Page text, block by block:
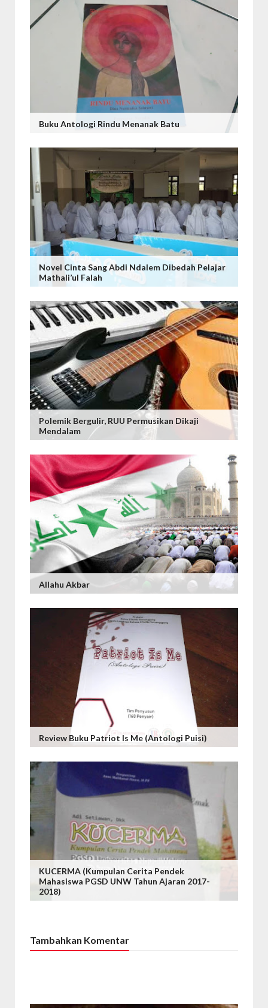
Buku Antologi Rindu Menanak Batu
Novel Cinta Sang Abdi Ndalem Dibedah Pelajar
Mathali’ul Falah
Polemik Bergulir, RUU Permusikan Dikaji
Mendalam
Allahu Akbar
Review Buku Patriot Is Me (Antologi Puisi)
KUCERMA (Kumpulan Cerita Pendek
Mahasiswa PGSD UNW Tahun Ajaran 2017-
2018)
Tambahkan Komentar